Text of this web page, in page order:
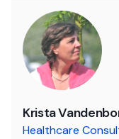
Krista
Healthcare